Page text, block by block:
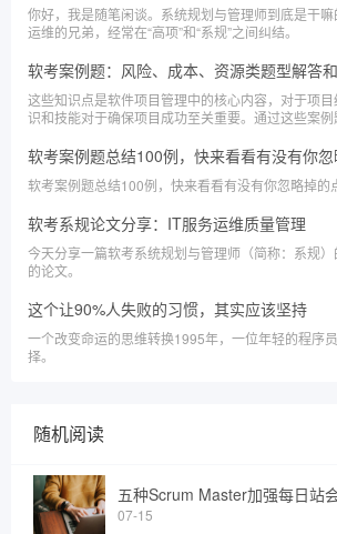
你好，我是随笔闲谈。系统规划与管理师到底是干
运维的兄弟，经常在“高项”和“系规”之间纠结。
软考案例题：风险、成本、资源类题型解答
这些知识点是软件项目管理中的核心内容，对于项
识和技能对于确保项目成功至关重要。通过这些案例
软考案例题总结100例，快来看看有没有你
软考案例题总结100例，快来看看有没有你忽略掉的
软考系规论文分享：IT服务运维质量管理
今天分享一篇软考系统规划与管理师（简称：系规
的论文。
这个让90%人失败的习惯，其实应该坚持
一个改变命运的思维转换1995年，一位年轻的程序
择。
随机阅读
五种Scrum Master加强每日站
07-15